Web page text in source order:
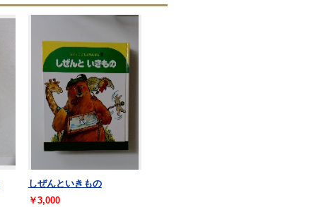
しぜんといきもの
￥3,000